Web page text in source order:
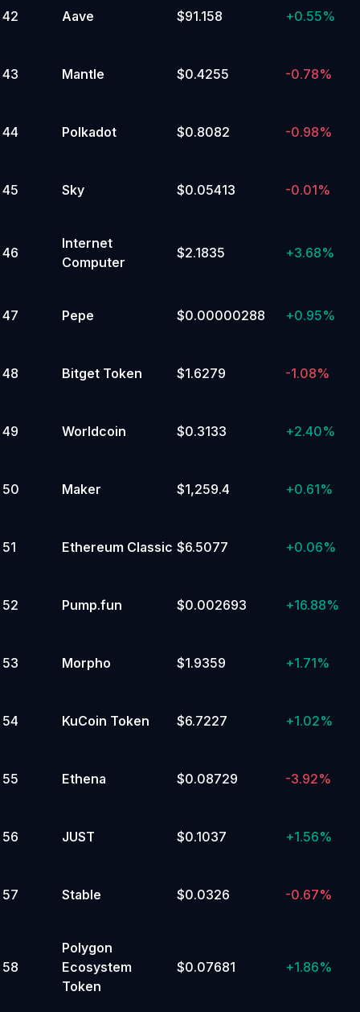
42 Aave $91.158 +0.55%
43 Mantle $0.4255 -0.78%
44 Polkadot $0.8082 -0.98%
45 Sky $0.05413 -0.01%
46
Internet
Computer
$2.1835 +3.68%
47 Pepe $0.00000288 +0.95%
48 Bitget Token $1.6279 -1.08%
49 Worldcoin $0.3133 +2.40%
50 Maker $1,259.4 +0.61%
51 Ethereum Classic $6.5077 +0.06%
52 Pump.fun $0.002693 +16.88%
53 Morpho $1.9359 +1.71%
54 KuCoin Token $6.7227 +1.02%
55 Ethena $0.08729 -3.92%
56 JUST $0.1037 +1.56%
57 Stable $0.0326 -0.67%
58
Polygon
Ecosystem
Token
$0.07681 +1.86%